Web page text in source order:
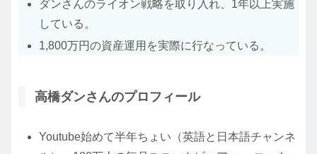
ダンさんのライオン戦略を取り入れ、1年以上実施
している。
1,800万円の資産運用を実際に行なっている。
高橋ダンさんのプロフィール
Youtube始めて半年ちょい（英語と日本語チャンネ